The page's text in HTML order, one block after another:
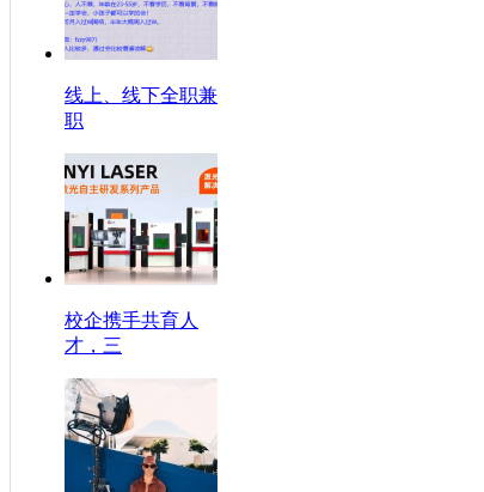
线上、线下全职兼
职
校企携手共育人
才，三